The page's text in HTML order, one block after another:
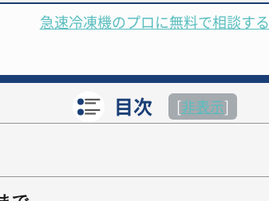
急速冷凍機のプロに無料で相談する
目次 [非表示]